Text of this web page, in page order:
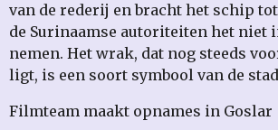
van de rederij en bracht het schip
de Surinaamse autoriteiten het niet
nemen. Het wrak, dat nog steeds
ligt, is een soort symbool van de
Filmteam maakt opnames in Goslar